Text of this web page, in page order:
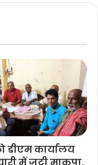
डीएम कार्यालय
में जुटी माकपा,